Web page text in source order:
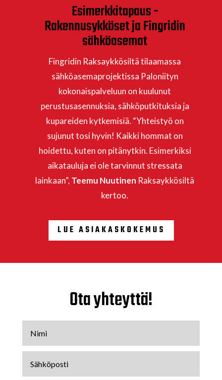
Esimerkkitapaus -
Rakennusykköset ja Fingridin
sähköasemat
Fingridin Raksaykkösiltä tilaamassa
sähköasemaprojektissa Paloniityn
kokonaispalveluun on kuulunut
perustusasennuksia, sähköputkituksia ja
kupareiden kytkemisiä. “Yhteistyö on
sujunut tosi hyvin! Kaikki hommat on
hoidettu, kuten on pitänytkin. Esimerkiksi
aikatauluja ei ole tarvinnut stressata
lainkaan”, Teemu Nuutinen Raksaykkösiltä
kertoo.
LUE ASIAKASKOKEMUS
Ota yhteyttä!